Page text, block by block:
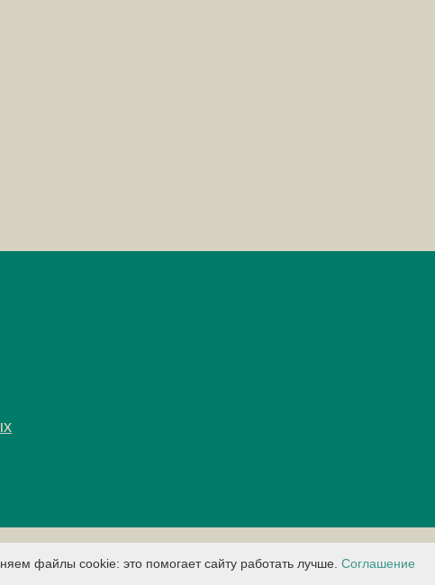
файлы cookie: это помогает сайту работать лучше. Соглашение